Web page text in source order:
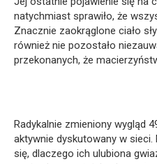
natychmiast sprawiło, że
Znacznie zaokrąglone ciało
również nie pozostało
przekonanych, że
Radykalnie zmieniony wygląd
aktywnie dyskutowany w
się, dlaczego ich ulubiona